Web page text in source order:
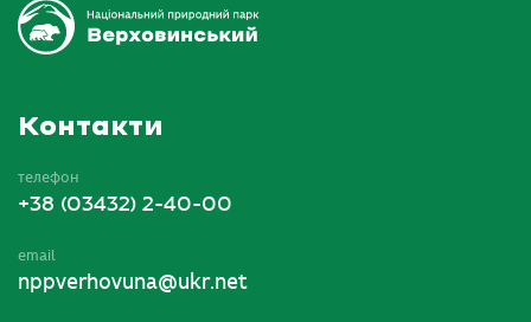
Контакти
телефон
+38 (03432) 2-40-00
email
nppverhovuna@ukr.net